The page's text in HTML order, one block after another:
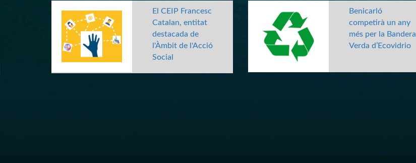
El CEIP Francesc
Catalan, entitat
destacada de
l'Àmbit de l'Acció
Social
Benicarló
competirà un any
més per la Bandera
Verda d’Ecovidrio